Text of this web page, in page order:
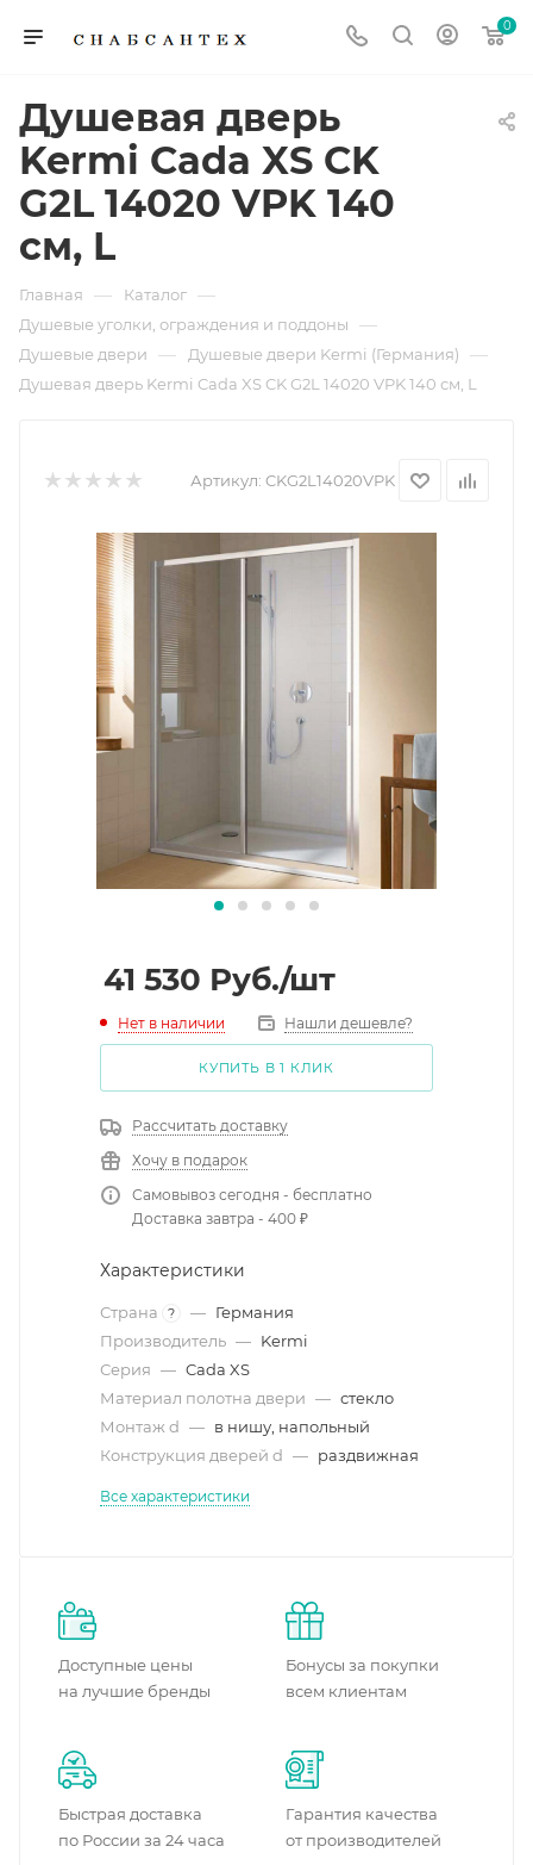
0
Душевая дверь
Kermi Cada XS CK
G2L 14020 VPK 140
см, L
Главная — Каталог —
Душевые уголки, ограждения и поддоны —
Душевые двери — Душевые двери Kermi (Германия) —
Душевая дверь Kermi Cada XS CK G2L 14020 VPK 140 см, L
Артикул: CKG2L14020VPK
41 530 Руб./шт
Нет в наличии Нашли дешевле?
КУПИТЬ В 1 КЛИК
Рассчитать доставку
Хочу в подарок
Самовывоз сегодня - бесплатно
Доставка завтра - 400 ₽
Характеристики
Страна ? — Германия
Производитель — Kermi
Серия — Cada XS
Материал полотна двери — стекло
Монтаж d — в нишу, напольный
Конструкция дверей d — раздвижная
Все характеристики
Доступные цены
на лучшие бренды
Бонусы за покупки
всем клиентам
Быстрая доставка
по России за 24 часа
Гарантия качества
от производителей